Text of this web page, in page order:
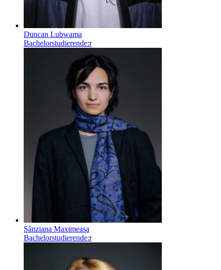
Duncan Lubwama
Bachelorstudierende:r
Sânziana Maximeasa
Bachelorstudierende:r